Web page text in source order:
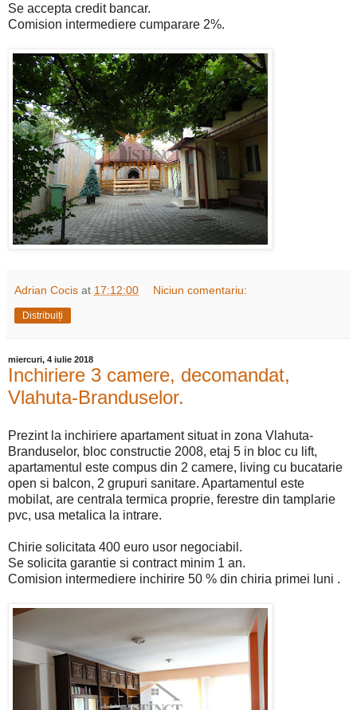
Se accepta credit bancar.
Comision intermediere cumparare 2%.
Adrian Cocis at 17:12:00 Niciun comentariu:
Distribuiți
miercuri, 4 iulie 2018
Inchiriere 3 camere, decomandat,
Vlahuta-Branduselor.
Prezint la inchiriere apartament situat in zona Vlahuta-
Branduselor, bloc constructie 2008, etaj 5 in bloc cu lift,
apartamentul este compus din 2 camere, living cu bucatarie
open si balcon, 2 grupuri sanitare. Apartamentul este
mobilat, are centrala termica proprie, ferestre din tamplarie
pvc, usa metalica la intrare.
Chirie solicitata 400 euro usor negociabil.
Se solicita garantie si contract minim 1 an.
Comision intermediere inchirire 50 % din chiria primei luni .